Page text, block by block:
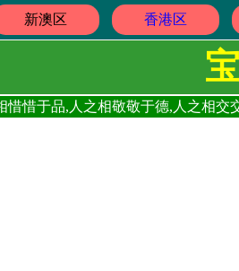
新澳区 香港区
惜惜于品,人之相敬敬于德,人之相